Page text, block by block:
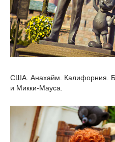
США. Анахайм. Калифорния.
и Микки-Мауса.